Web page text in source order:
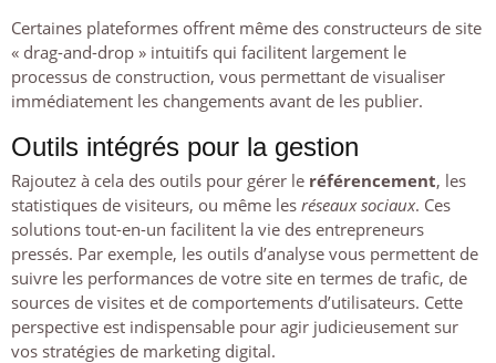
Certaines plateformes offrent même des constructeurs de site
« drag-and-drop » intuitifs qui facilitent largement le
processus de construction, vous permettant de visualiser
immédiatement les changements avant de les publier.
Outils intégrés pour la gestion
Rajoutez à cela des outils pour gérer le référencement, les
statistiques de visiteurs, ou même les réseaux sociaux. Ces
solutions tout-en-un facilitent la vie des entrepreneurs
pressés. Par exemple, les outils d’analyse vous permettent de
suivre les performances de votre site en termes de trafic, de
sources de visites et de comportements d’utilisateurs. Cette
perspective est indispensable pour agir judicieusement sur
vos stratégies de marketing digital.